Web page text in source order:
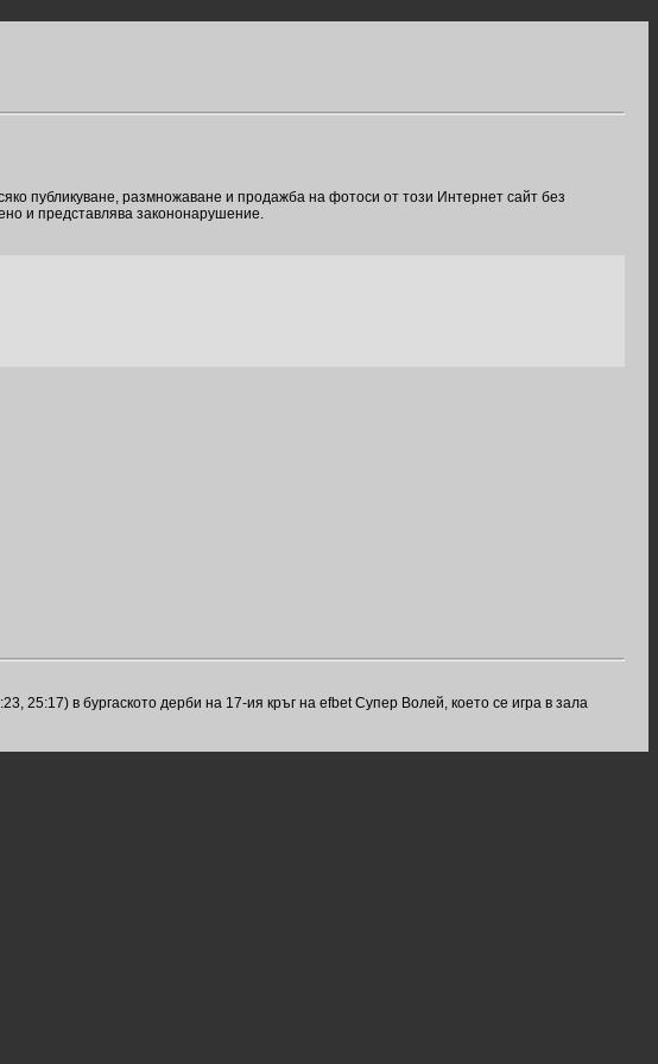
публикуване, размножаване и продажба на фотоси от този Интернет сайт без
и представлява закононарушение.
25:17) в бургаското дерби на 17-ия кръг на efbet Супер Волей, което се игра в зала